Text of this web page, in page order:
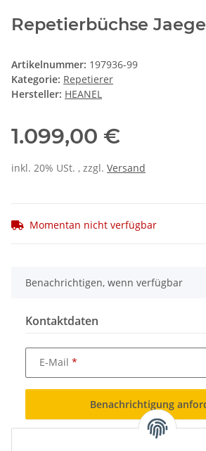
Repetierbüchse
Artikelnummer: 197936-99
Kategorie: Repetierer
Hersteller: HEANEL
1.099,00 €
inkl. 20% USt. , zzgl. Versand
Momentan nicht verfügbar
Benachrichtigen, wenn verfügbar
Kontaktdaten
E-Mail
Benachrichtigung